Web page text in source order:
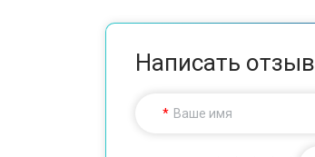
Написать отзыв
Ваше имя